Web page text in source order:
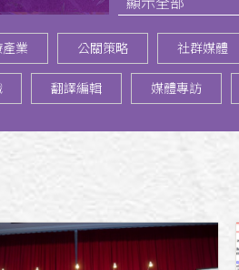
業 公關策略 社群媒體
翻譯編輯 媒體專訪